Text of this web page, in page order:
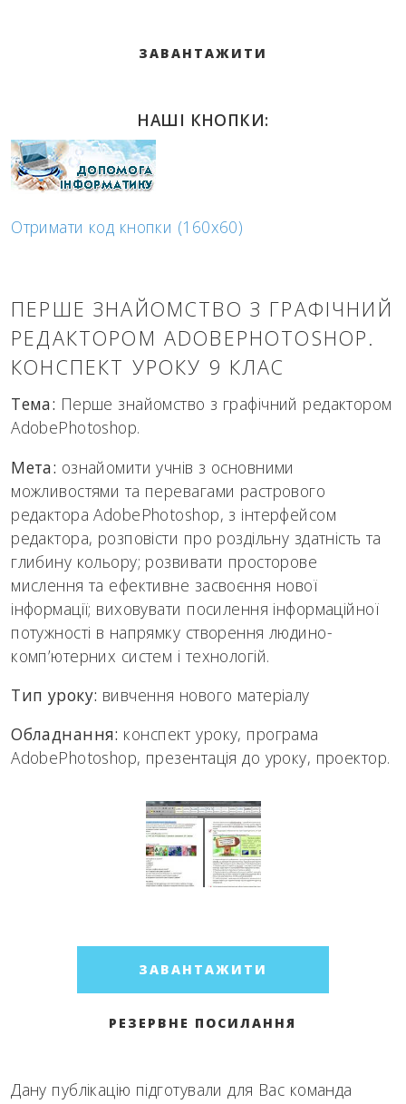
ЗАВАНТАЖИТИ
НАШІ КНОПКИ:
Отримати код кнопки (160x60)
ПЕРШЕ ЗНАЙОМСТВО З ГРАФІЧНИЙ
РЕДАКТОРОМ ADOBEPHOTOSHOP.
КОНСПЕКТ УРОКУ 9 КЛАС
Тема: Перше знайомство з графічний редактором
AdobePhotoshop.
Мета: ознайомити учнів з основними
можливостями та перевагами растрового
редактора AdobePhotoshop, з інтерфейсом
редактора, розповісти про роздільну здатність та
глибину кольору; розвивати просторове
мислення та ефективне засвоєння нової
інформації; виховувати посилення інформаційної
потужності в напрямку створення людино-
комп’ютерних систем і технологій.
Тип уроку: вивчення нового матеріалу
Обладнання: конспект уроку, програма
AdobePhotoshop, презентація до уроку, проектор.
ЗАВАНТАЖИТИ
РЕЗЕРВНЕ ПОСИЛАННЯ
Дану публікацію підготували для Вас команда